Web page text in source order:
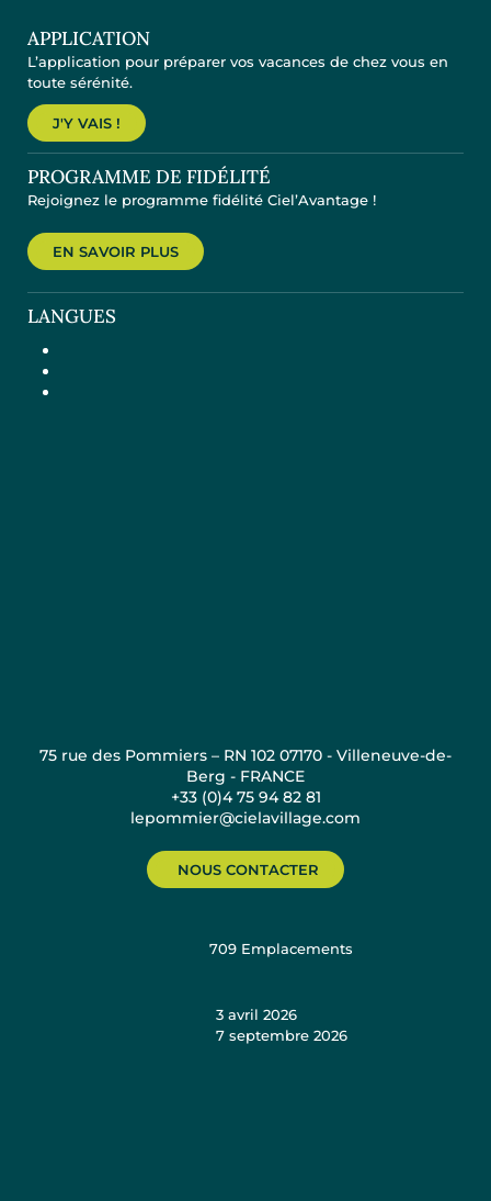
APPLICATION
L’application pour préparer vos vacances de chez vous en
toute sérénité.
J'Y VAIS !
PROGRAMME DE FIDÉLITÉ
Rejoignez le programme fidélité Ciel’Avantage !
EN SAVOIR PLUS
LANGUES
75 rue des Pommiers – RN 102 07170 - Villeneuve-de-
Berg - FRANCE
+33 (0)4 75 94 82 81
lepommier@cielavillage.com
NOUS CONTACTER
709 Emplacements
3 avril 2026
7 septembre 2026